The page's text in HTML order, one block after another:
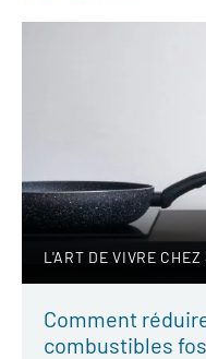
L'ART DE VIVRE CHEZ
Comment
combustibles